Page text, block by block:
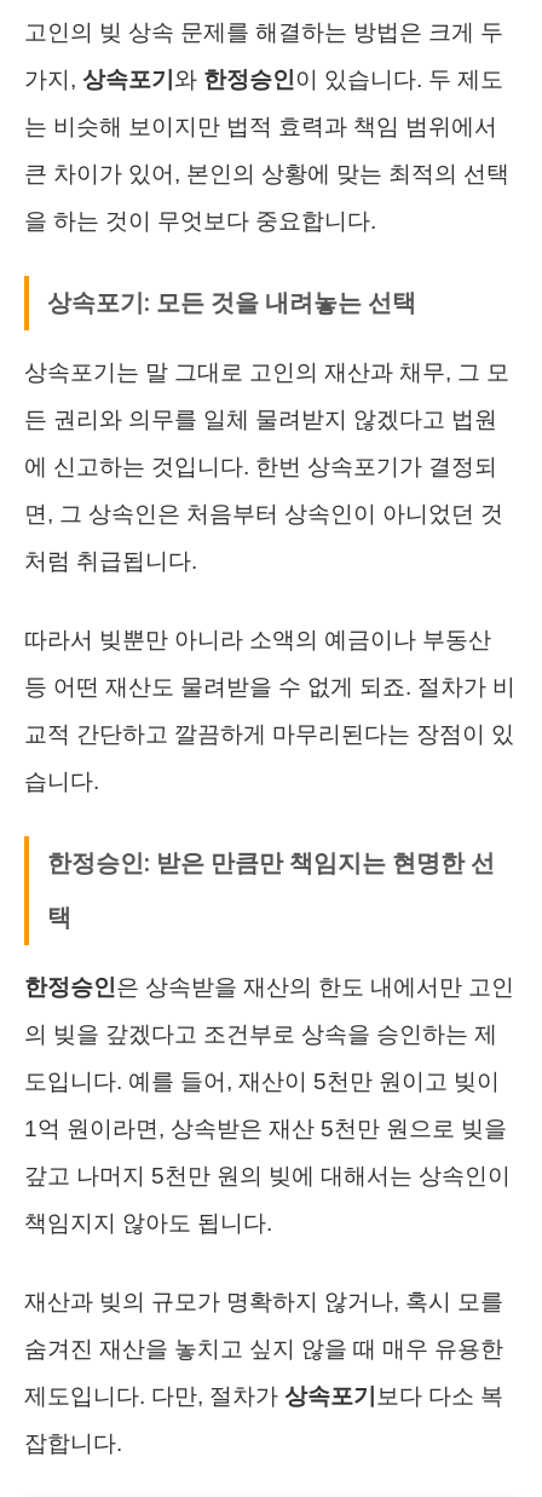
고인의 빚 상속 문제를 해결하는 방법은 크게 두
가지, 상속포기 와 한정승인이 있습니다. 두 제도
는 비슷해 보이지만 법적 효력과 책임 범위에서
큰 차이가 있어, 본인의 상황에 맞는 최적의 선택
을 하는 것이 무엇보다 중요합니다.
상속포기: 모든 것을 내려놓는 선택
상속포기는 말 그대로 고인의 재산과 채무, 그 모
든 권리와 의무를 일체 물려받지 않겠다고 법원
에 신고하는 것입니다. 한번 상속포기가 결정되
면, 그 상속인은 처음부터 상속인이 아니었던 것
처럼 취급됩니다.
따라서 빚뿐만 아니라 소액의 예금이나 부동산
등 어떤 재산도 물려받을 수 없게 되죠. 절차가 비
교적 간단하고 깔끔하게 마무리된다는 장점이 있
습니다.
한정승인: 받은 만큼만 책임지는 현명한 선
택
한정승인은 상속받을 재산의 한도 내에서만 고인
의 빚을 갚겠다고 조건부로 상속을 승인하는 제
도입니다. 예를 들어, 재산이 5천만 원이고 빚이
1억 원이라면, 상속받은 재산 5천만 원으로 빚을
갚고 나머지 5천만 원의 빚에 대해서는 상속인이
책임지지 않아도 됩니다.
재산과 빚의 규모가 명확하지 않거나, 혹시 모를
숨겨진 재산을 놓치고 싶지 않을 때 매우 유용한
제도입니다. 다만, 절차가 상속포기 보다 다소 복
잡합니다.